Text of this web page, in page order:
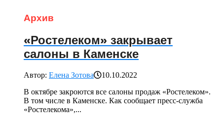
Архив
«Ростелеком» закрывает
салоны в Каменске
Автор: Елена Зотова
10.10.2022
В октябре закроются все салоны продаж «Ростелеком».
В том числе в Каменске. Как сообщает пресс-служба
«Ростелекома»,...